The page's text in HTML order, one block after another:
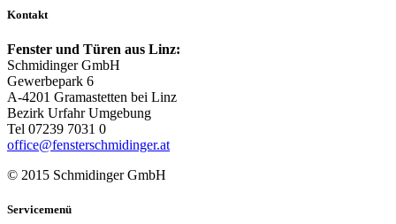
Kontakt
Fenster und Türen aus Linz:
Schmidinger GmbH
Gewerbepark 6
A-4201 Gramastetten bei Linz
Bezirk Urfahr Umgebung
Tel 07239 7031 0
office@fensterschmidinger.at
© 2015 Schmidinger GmbH
Servicemenü